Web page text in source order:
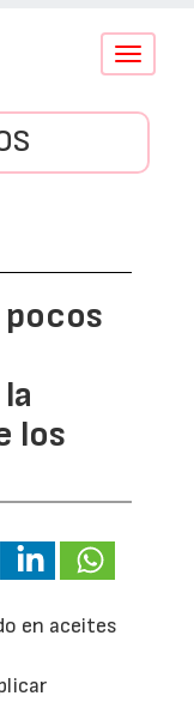
Conmutar
pocos
los
en aceites